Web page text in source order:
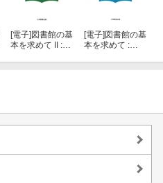
[電子] 図書館の基
本を求めて II :
[電子] 図書館の基
本を求めて :